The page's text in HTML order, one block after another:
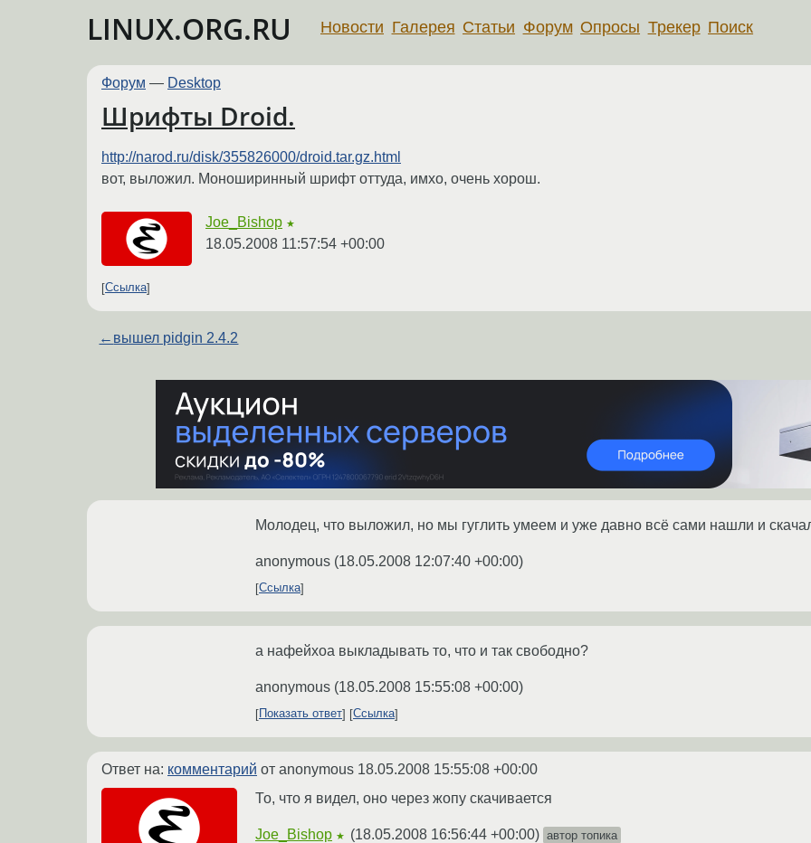
LINUX.ORG.RU Новости Галерея Статьи Форум Опросы Трекер Поиск
Форум — Desktop
Шрифты Droid.
http://narod.ru/disk/355826000/droid.tar.gz.html
вот, выложил. Моноширинный шрифт оттуда, имхо, очень хорош.
Joe_Bishop ★
18.05.2008 11:57:54 +00:00
Ссылка
← вышел pidgin 2.4.2
Молодец, что выложил, но мы гуглить умеем и уже давно всё сами нашли и
anonymous (18.05.2008 12:07:40 +00:00)
Ссылка
а нафейхоа выкладывать то, что и так свободно?
anonymous (18.05.2008 15:55:08 +00:00)
Показать ответ Ссылка
Ответ на: комментарий от anonymous 18.05.2008 15:55:08 +00:00
То, что я видел, оно через жопу скачивается
Joe_Bishop ★ (18.05.2008 16:56:44 +00:00) автор топика